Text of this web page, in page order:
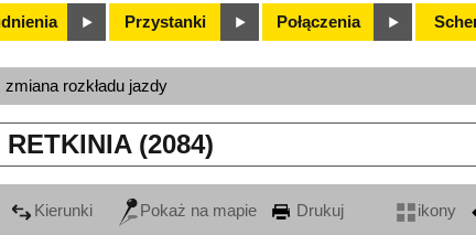
Przystanki Połączenia
rozkładu jazdy
RETKINIA (2084)
Kierunki Pokaż na mapie Drukuj ikony